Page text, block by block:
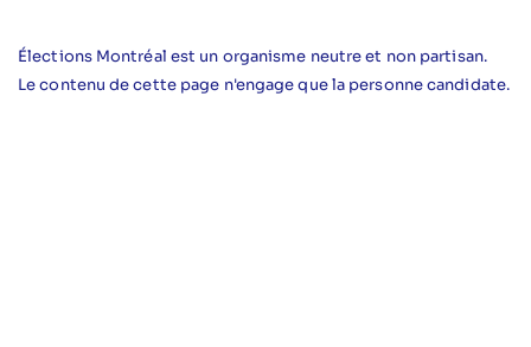
Élections Montréal est un organisme neutre et non partisan.
Le contenu de cette page n'engage que la personne candidate.